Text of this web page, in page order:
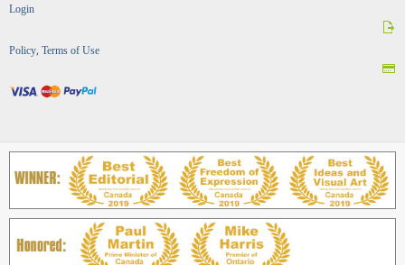
Login
Policy, Terms of Use